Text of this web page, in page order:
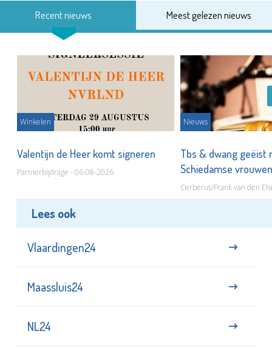
Recent nieuws Meest gelezen nieuws
Winkelen
Valentijn de Heer komt signeren
Partnerbijdrage - 06-08-2026
Nieuws
Tbs & dwang geëist
Schiedamse
Cerberus/Frank van den
Lees ook
Vlaardingen24
Maassluis24
NL24